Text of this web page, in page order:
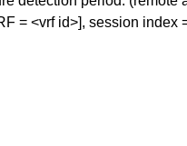
= <vrf id>], session index